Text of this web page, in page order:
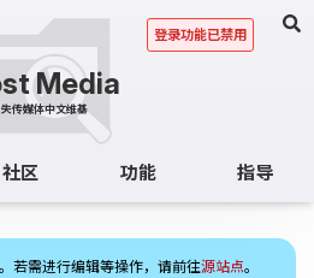
社区 功能 指导
登录功能已禁用
若需进行编辑等操作，请前往源站点。